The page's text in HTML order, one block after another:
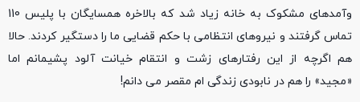
وآمدهای مشکوک به خانه زیاد شد که بالاخره همسایگان با پلیس 110
تماس گرفتند و نیروهای انتظامی با حکم قضایی ما را دستگیر کردند. حالا
هم اگرچه از این رفتارهای زشت و انتقام خیانت آلود پشیمانم اما
«مجید» را هم در نابودی زندگی ام مقصر می دانم!